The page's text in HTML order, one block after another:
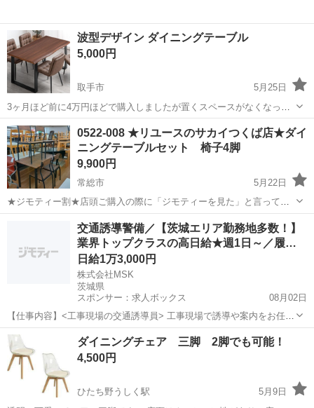
波型デザイン ダイニングテーブル
5,000円
取手市
5月25日
3ヶ月ほど前に4万円ほどで購入しましたが置くスペースがなくなった
ので出品します。 幅140×80高さ70 取引場所:取手市か竜ヶ崎市 波型
デザインのブラウンダイニングテーブル、木製トップと金属フレー
ム、角に小さな欠けあり。...
茨城 取手市 ダイニングセット ダイニング
0522-008 ★リユースのサカイつくば店★ダイ
ニングテーブルセット 椅子4脚
9,900円
常総市
5月22日
★ジモティー割★店頭ご購入の際に「ジモティーを見た」と言ってい
ただくとジモティー限定価格（掲載価格の10%OFF）でご購入が可能
です。 必ずご精算前にスタッフまでお伝えくださいませ。 ■引越でお
なじみ、サカイ引越セン...
ダイニングセット サカイ
交通誘導警備／【茨城エリア勤務地多数！】
業界トップクラスの高日給★週1日～／履
歴…
日給1万3,000円
株式会社MSK
茨城県
スポンサー：求人ボックス
08月02日
【仕事内容】<工事現場の交通誘導員> 工事現場で誘導や案内をお任せ
します! 〈具体的な仕事内容〉 ・出入車両や周囲を利用する歩行者の
誘導 事故やトラブルを未然に防ぎ、歩行者と車両の安全を守ります!
未経験でも安心の研修あり 3日間...
アルバイト・パート
ダイニングチェア 三脚 2脚でも可能！
4,500円
ひたち野うしく駅
5月9日